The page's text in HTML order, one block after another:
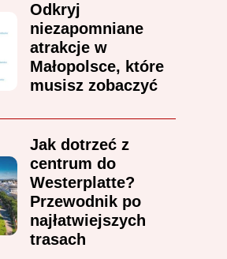
Odkryj
niezapomniane
atrakcje w
Małopolsce, które
musisz zobaczyć
Jak dotrzeć z
centrum do
Westerplatte?
Przewodnik po
najłatwiejszych
trasach